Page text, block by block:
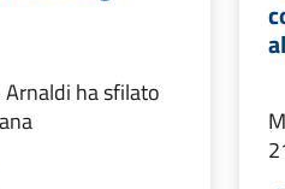
Arnaldi ha sfilato